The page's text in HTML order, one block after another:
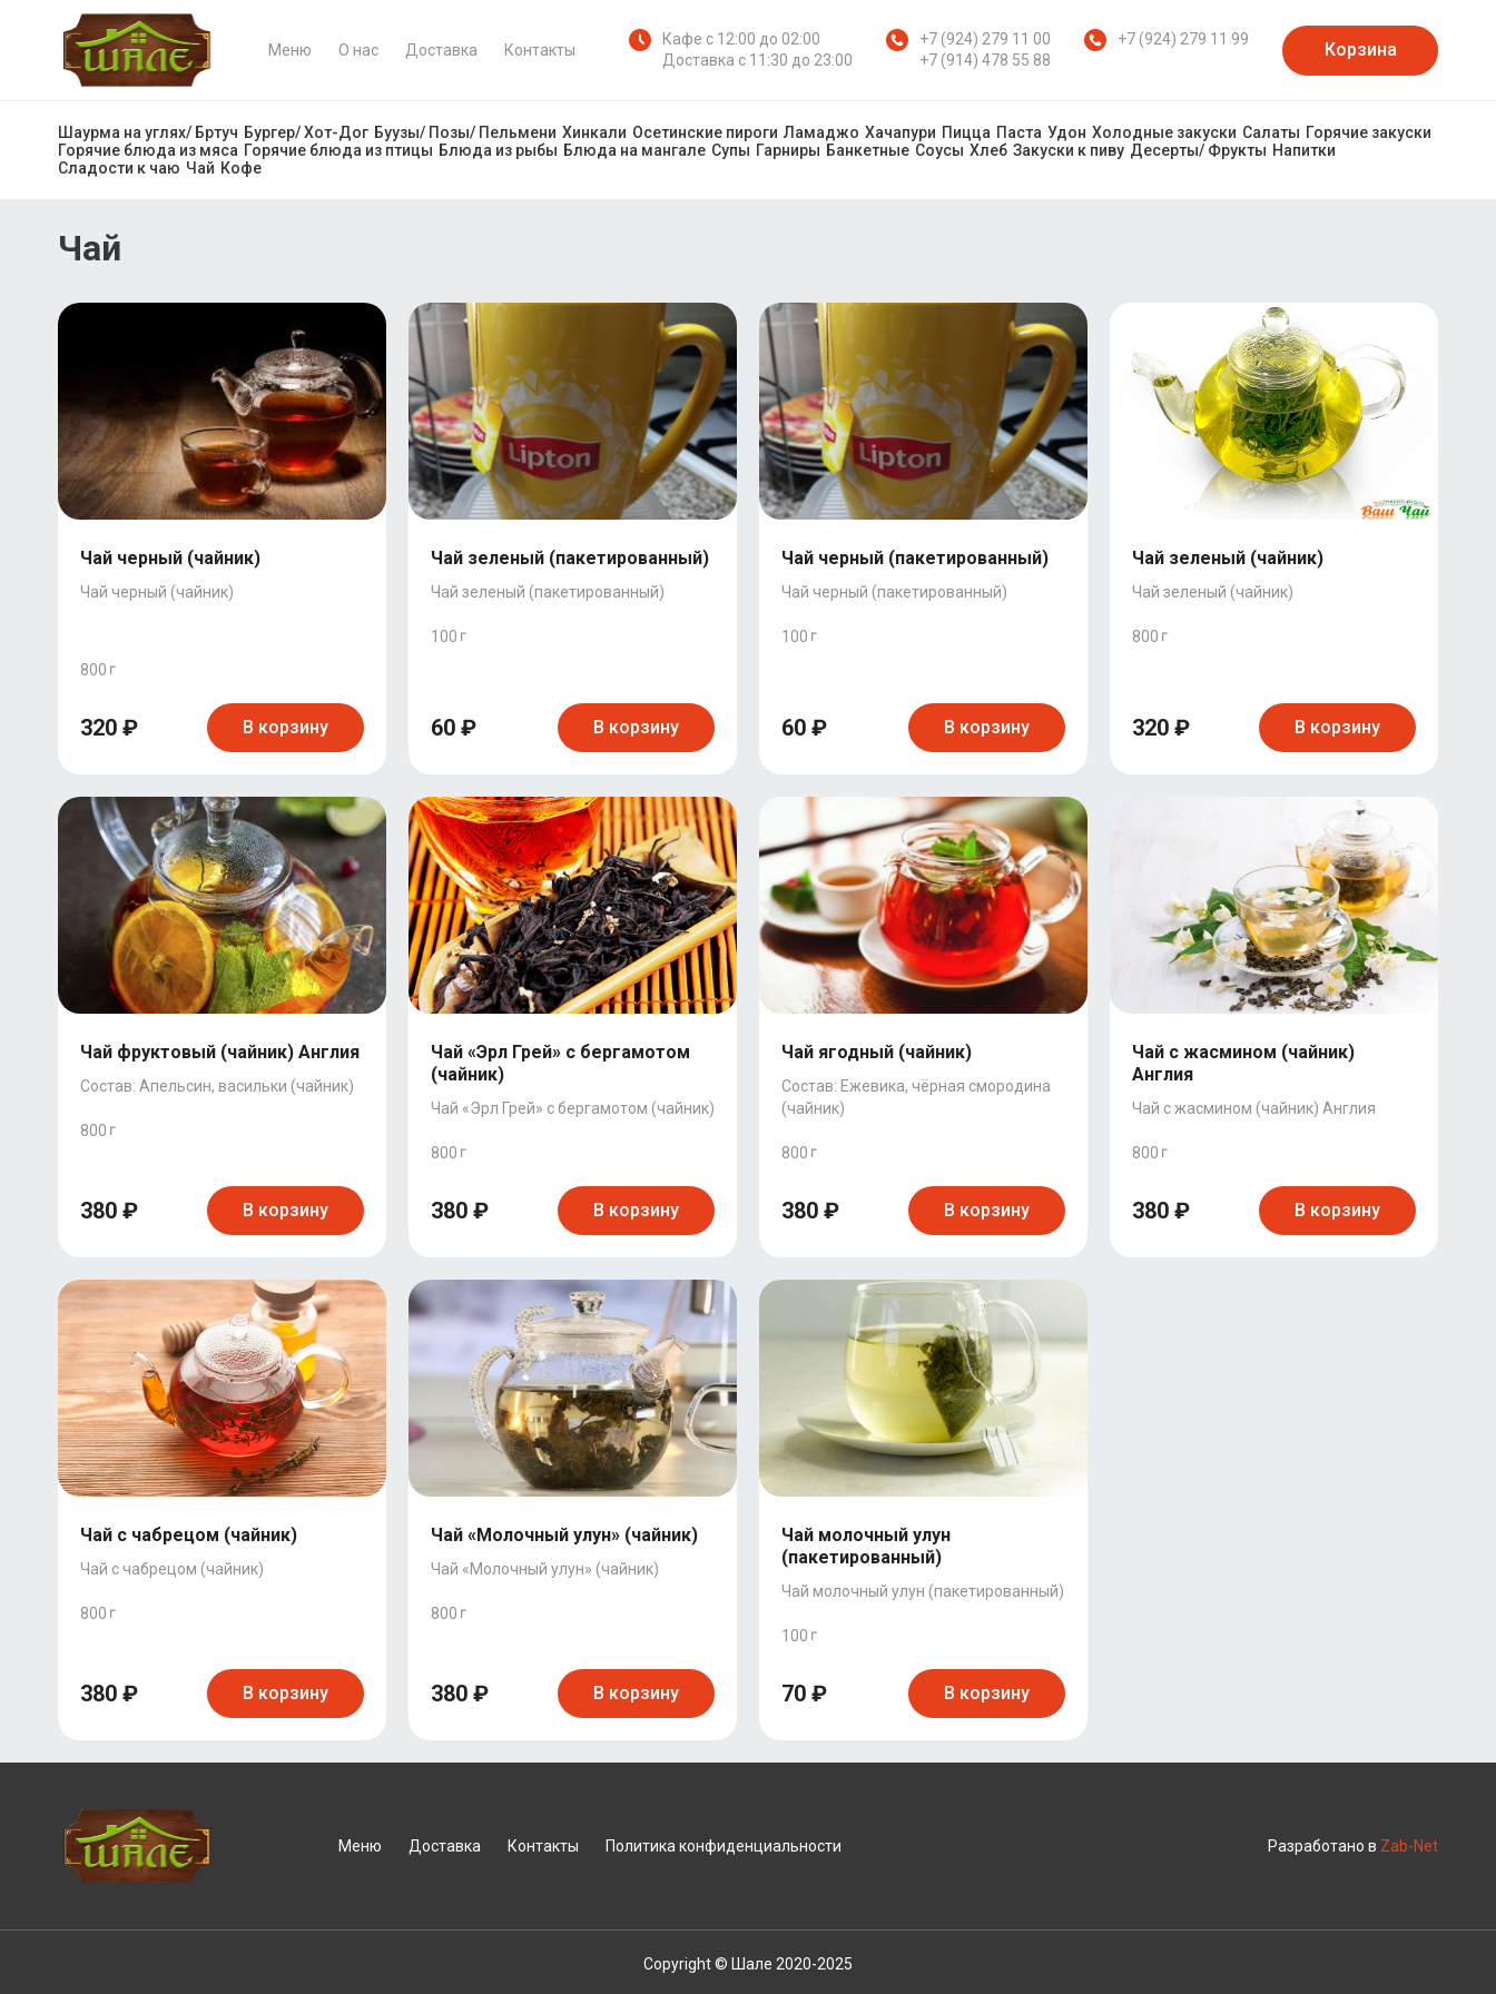
Меню О нас Доставка Контакты
Кафе с 12:00 до 02:00
Доставка с 11:30 до 23:00
+7 (924) 279 11 00
+7 (914) 478 55 88
+7 (924) 279 11 99 Корзина
Шаурма на углях/ Бртуч Бургер/ Хот-Дог Буузы/ Позы/ Пельмени Хинкали Осетинские пироги Ламаджо Хачапури Пицца Паста Удон Холодные закуски Салаты Горячие закуски
Горячие блюда из мяса Горячие блюда из птицы Блюда из рыбы Блюда на мангале Супы Гарниры Банкетные Соусы Хлеб Закуски к пиву Десерты/ Фрукты Напитки
Сладости к чаю Чай Кофе
Чай
Чай черный (чайник)
Чай черный (чайник)
800
320 ₽ В корзину
Чай зеленый (пакетированный)
Чай зеленый (пакетированный)
100
60 ₽ В корзину
Чай черный (пакетированный)
Чай черный (пакетированный)
100
60 ₽ В корзину
Чай зеленый (чайник)
Чай зеленый (чайник)
800
320 ₽ В корзину
Чай фруктовый (чайник) Англия
Состав: Апельсин, васильки (чайник)
800
380 ₽ В корзину
Чай «Эрл Грей» с бергамотом
(чайник)
Чай «Эрл Грей» с бергамотом (чайник)
800
380 ₽ В корзину
Чай ягодный (чайник)
Состав: Ежевика, чёрная смородина
(чайник)
800
380 ₽ В корзину
Чай с жасмином (чайник)
Англия
Чай с жасмином (чайник) Англия
800
380 ₽ В корзину
Чай с чабрецом (чайник)
Чай с чабрецом (чайник)
800
380 ₽ В корзину
Чай «Молочный улун» (чайник)
Чай «Молочный улун» (чайник)
800
380 ₽ В корзину
Чай молочный улун
(пакетированный)
Чай молочный улун (пакетированный)
100
70 ₽ В корзину
Меню Доставка Контакты Политика конфиденциальности Разработано в Zab-Net
Copyright © Шале 2020-2025